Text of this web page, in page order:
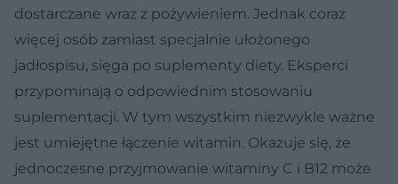
dostarczane wraz z pożywieniem. Jednak coraz
więcej osób zamiast specjalnie ułożonego
jadłospisu, sięga po suplementy diety. Eksperci
przypominają o odpowiednim stosowaniu
suplementacji. W tym wszystkim niezwykle ważne
jest umiejętne łączenie witamin. Okazuje się, że
jednoczesne przyjmowanie witaminy C i B12 może